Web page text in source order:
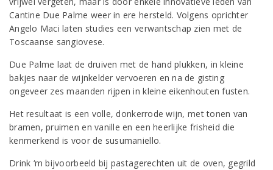
Cantine Due Palme weer in ere hersteld. Volgens oprichter
Angelo Maci laten studies een verwantschap zien met de
Toscaanse sangiovese.
Due Palme laat de druiven met de hand plukken, in kleine
bakjes naar de wijnkelder vervoeren en na de gisting
ongeveer zes maanden rijpen in kleine eikenhouten fusten.
Het resultaat is een volle, donkerrode wijn, met tonen van
bramen, pruimen en vanille en een heerlijke frisheid die
kenmerkend is voor de susumaniello.
Drink ‘m bijvoorbeeld bij pastagerechten uit de oven, gegrild